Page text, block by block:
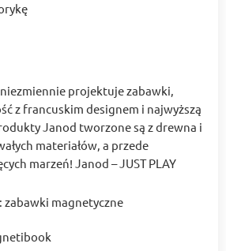
projektuje zabawki,
z francuskim designem i najwyższą
Janod tworzone są z drewna i
materiałów, a przede
marzeń! Janod – JUST PLAY
zabawki magnetyczne